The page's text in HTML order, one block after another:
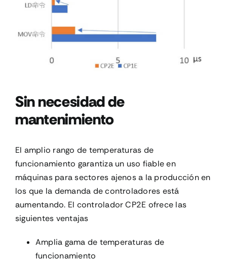
Sin necesidad de
mantenimiento
El amplio rango de temperaturas de
funcionamiento garantiza un uso fiable en
máquinas para sectores ajenos a la producción en
los que la demanda de controladores está
aumentando. El controlador CP2E ofrece las
siguientes ventajas
Amplia gama de temperaturas de
funcionamiento